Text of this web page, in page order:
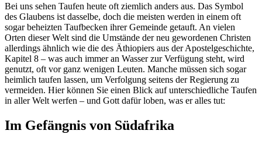
Bei uns sehen Taufen heute oft ziemlich anders aus. Das Symbol
des Glaubens ist dasselbe, doch die meisten werden in einem oft
sogar beheizten Taufbecken ihrer Gemeinde getauft. An vielen
Orten dieser Welt sind die Umstände der neu gewordenen Christen
allerdings ähnlich wie die des Äthiopiers aus der Apostelgeschichte,
Kapitel 8 – was auch immer an Wasser zur Verfügung steht, wird
genutzt, oft vor ganz wenigen Leuten. Manche müssen sich sogar
heimlich taufen lassen, um Verfolgung seitens der Regierung zu
vermeiden. Hier können Sie einen Blick auf unterschiedliche Taufen
in aller Welt werfen – und Gott dafür loben, was er alles tut:
Im Gefängnis von Südafrika